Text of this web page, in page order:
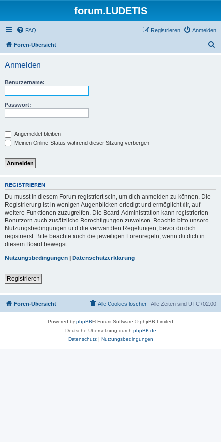
forum.LUDETIS
FAQ Anmelden
Registrieren
Foren-Übersicht
Anmelden
Benutzername:
Passwort:
Angemeldet bleiben
Meinen Online-Status während dieser Sitzung verbergen
REGISTRIEREN
Du musst in diesem Forum registriert sein, um dich anmelden zu können. Die
Registrierung ist in wenigen Augenblicken erledigt und ermöglicht dir, auf
weitere Funktionen zuzugreifen. Die Board-Administration kann registrierten
Benutzern auch zusätzliche Berechtigungen zuweisen. Beachte bitte unsere
Nutzungsbedingungen und die verwandten Regelungen, bevor du dich
registrierst. Bitte beachte auch die jeweiligen Forenregeln, wenn du dich in
diesem Board bewegst.
Nutzungsbedingungen | Datenschutzerklärung
Registrieren
Foren-Übersicht Alle Zeiten sind UTC+02:00
Alle Cookies löschen
Powered by phpBB® Forum Software © phpBB Limited
Deutsche Übersetzung durch phpBB.de
Datenschutz| Nutzungsbedingungen